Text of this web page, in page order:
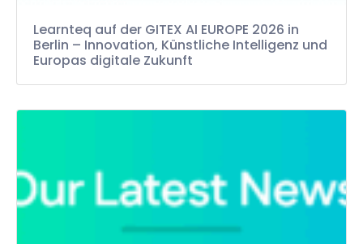
Learnteq auf der GITEX AI EUROPE 2026 in
Berlin – Innovation, Künstliche Intelligenz und
Europas digitale Zukunft